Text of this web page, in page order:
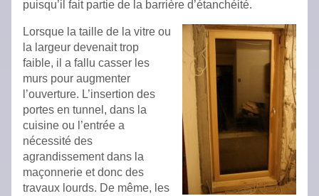
puisqu’il fait partie de la barrière d’étanchéité.
Lorsque la taille de la vitre ou
la largeur devenait trop
faible, il a fallu casser les
murs pour augmenter
l’ouverture. L’insertion des
portes en tunnel, dans la
cuisine ou l’entrée a
nécessité des
agrandissement dans la
maçonnerie et donc des
travaux lourds. De même, les